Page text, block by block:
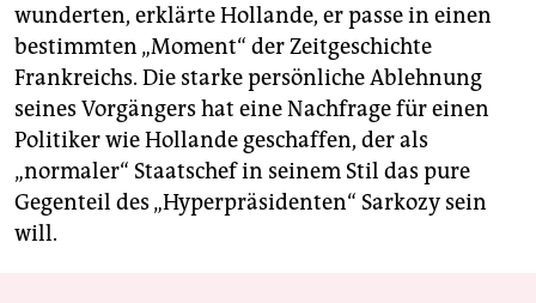
wunderten, erklärte Hollande, er passe in einen
bestimmten „Moment“ der Zeitgeschichte
Frankreichs. Die starke persönliche Ablehnung
seines Vorgängers hat eine Nachfrage für einen
Politiker wie Hollande geschaffen, der als
„normaler“ Staatschef in seinem Stil das pure
Gegenteil des „Hyperpräsidenten“ Sarkozy sein
will.